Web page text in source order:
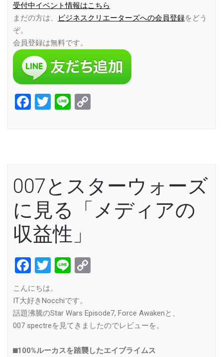
受付中イベント情報はこちら
まだの方は、
ビジネスクリエーターズへの会員登録をどう
ぞ。
会員登録は無料です。
Facebook
Twitter
Line
007とスターウォーズ
に見る「メディアの
収益性」
Facebook
Twitter
Line
こんにちは。
IT大好きNocchiです。
話題沸騰のStar Wars Episode7, Force Awakenと、
007 spectreを見てきましたのでレビューを。
⬛︎100%ルーカスを踏襲したエイブライムス